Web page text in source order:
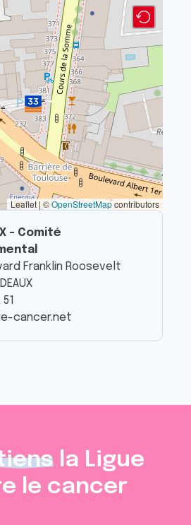
Leaflet | ©OpenStreetMapcontributors
- Comité
Franklin Roosevelt
cancer.net
la Ligue
le cancer